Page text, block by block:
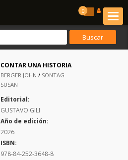
0
CONTAR UNA HISTORIA
BERGER JOHN / SONTAG
SUSAN
Editorial:
GUSTAVO GILI
Año de edición:
2026
ISBN:
978-84-252-3648-8